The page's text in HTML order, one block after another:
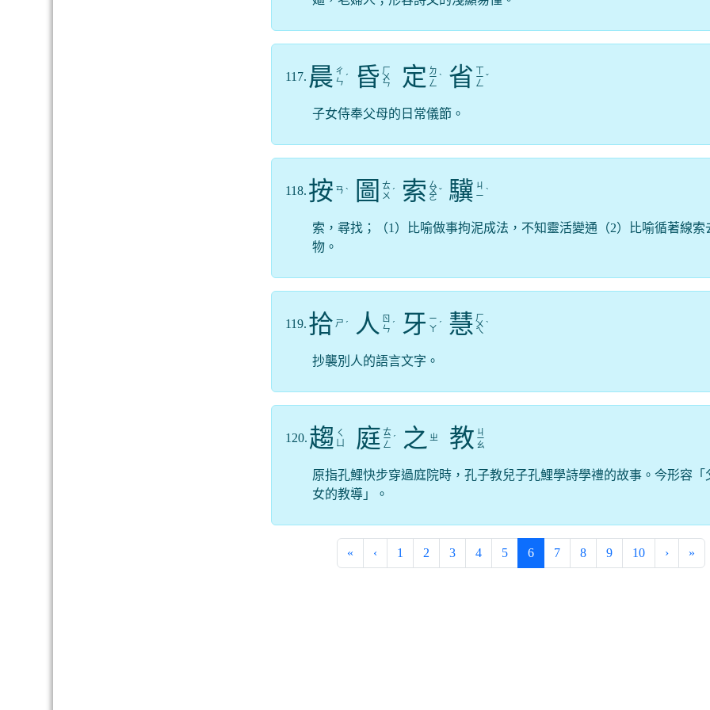
117. 晨 ㄔ
ㄣ ˊ 昏 ㄏ
ㄨ
ㄣ 定 ㄉ
ㄧ
ㄥ
ˋ 省 ㄒ
ㄧ
ㄥ
ˇ
子女侍奉父母的日常儀節。
118. 按 ㄢ ˋ 圖
ㄊ
ㄨ ˊ 索 ㄙ
ㄨ
ㄛ
ˇ 驥 ㄐ
ㄧ ˋ
索，尋找；（1）比喻做事拘泥成法，不知靈活變通（2）比喻循著線索
物。
119. 拾 ㄕ ˊ 人 ㄖ
ㄣ ˊ 牙 ㄧ
ㄚ ˊ 慧 ㄏ
ㄨ
ㄟ
ˋ
抄襲別人的語言文字。
120. 趨 ㄑ
庭 ㄊ
ㄧ
ㄥ
ˊ 之 ㄓ 教 ㄐ
ㄧ
ㄠ
原指孔鯉快步穿過庭院時，孔子教兒子孔鯉學詩學禮的故事。今形容「
女的教導」。
« ‹ 1 2 3 4 5 6(current)
7 8 9 10 › »